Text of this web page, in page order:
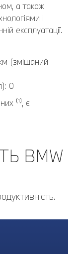
а також
і
експлуатації.
(змішаний
0
⁽¹⁾, є
BMW